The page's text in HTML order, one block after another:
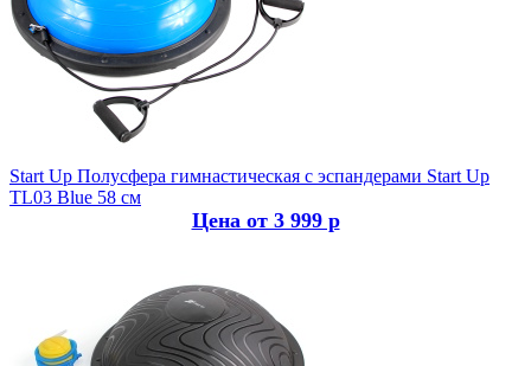
Start Up Полусфера гимнастическая с эспандерами Start Up
TL03 Blue 58 см
Цена от 3 999 р